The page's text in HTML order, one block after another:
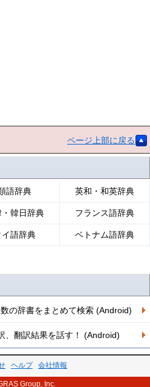
ページ上部に戻る
語辞典 英和・和英辞典
・韓日辞典 フランス語辞典
イ語辞典 ベトナム語辞典
の辞書をまとめて検索 (Android)
、翻訳結果を話す！ (Android)
ヘルプ 会社情報
Group, Inc.